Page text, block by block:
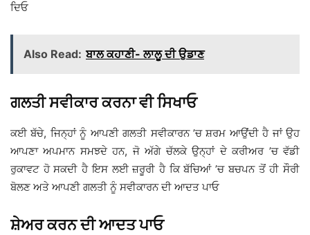
ਦਿਓ
Also Read: ਬਾਲ ਕਹਾਣੀ- ਲਾਲੂ ਦੀ ਉਡਾਣ
ਗਲਤੀ ਸਵੀਕਾਰ ਕਰਨਾ ਵੀ ਸਿਖਾਓ
ਕਈ ਬੱਚੇ, ਜਿਨ੍ਹਾਂ ਨੂੰ ਆਪਣੀ ਗਲਤੀ ਸਵੀਕਾਰਨ ’ਚ ਸ਼ਰਮ ਆਉਂਦੀ ਹੈ ਜਾਂ ਉਹ
ਆਪਣਾ ਅਪਮਾਨ ਸਮਝਦੇ ਹਨ, ਜੋ ਅੱਗੇ ਚੱਲਕੇ ਉਨ੍ਹਾਂ ਦੇ ਕਰੀਅਰ ’ਚ ਵੱਡੀ
ਰੁਕਾਵਟ ਹੋ ਸਕਦੀ ਹੈ ਇਸ ਲਈ ਜ਼ਰੂਰੀ ਹੈ ਕਿ ਬੱਚਿਆਂ ’ਚ ਬਚਪਨ ਤੋਂ ਹੀ ਸੌਰੀ
ਬੋਲਣ ਅਤੇ ਆਪਣੀ ਗਲਤੀ ਨੂੰ ਸਵੀਕਾਰਨ ਦੀ ਆਦਤ ਪਾਓ
ਸ਼ੇਅਰ ਕਰਨ ਦੀ ਆਦਤ ਪਾਓ